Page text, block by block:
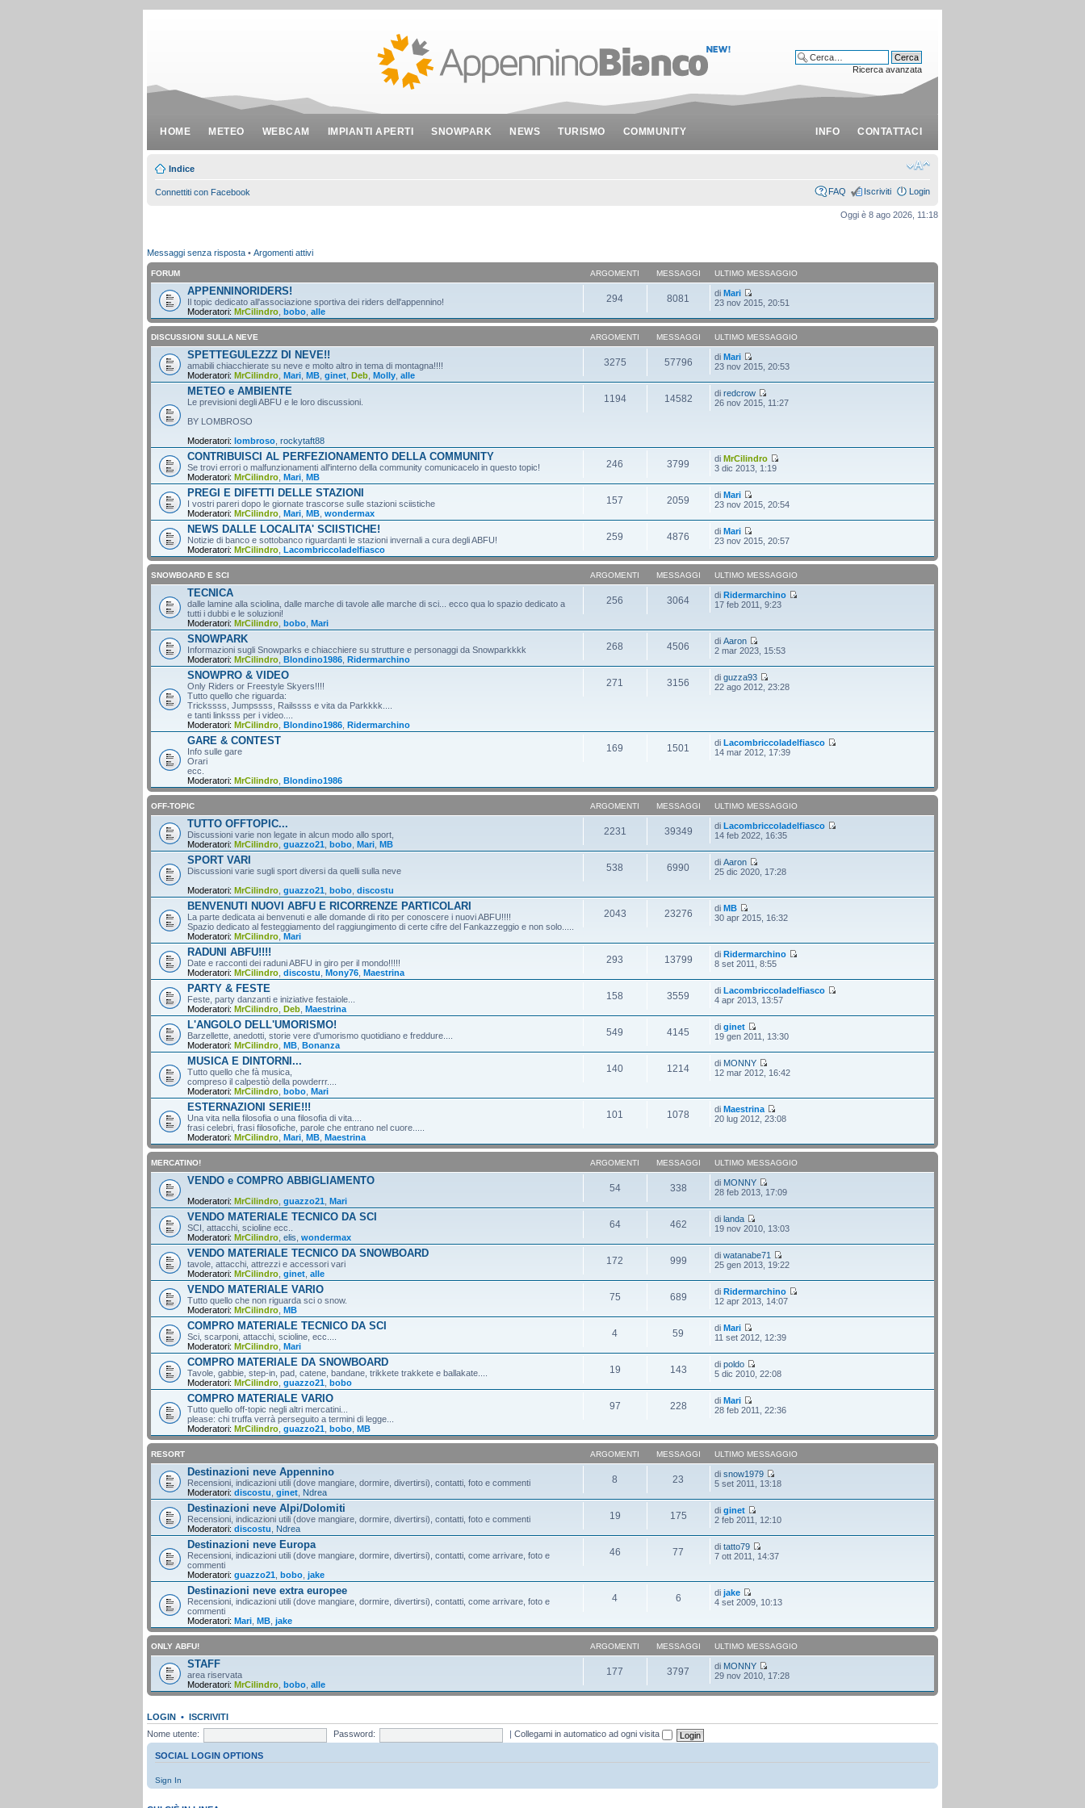
HOME METEO WEBCAM IMPIANTI APERTI SNOWPARK NEWS TURISMO COMMUNITY INFO CONTATTACI
Ricerca avanzata
Indice
Connettiti con Facebook FAQ Iscriviti Login
Oggi è 8 ago 2026, 11:18
Messaggi senza risposta • Argomenti attivi
FORUM ARGOMENTI MESSAGGI ULTIMO MESSAGGIO
APPENNINORIDERS!
Il topic dedicato all'associazione sportiva dei riders dell'appennino!
Moderatori: MrCilindro bobo alle
294 8081 diMari
23 nov 2015, 20:51
DISCUSSIONI SULLA NEVE ARGOMENTI MESSAGGI ULTIMO MESSAGGIO
SPETTEGULEZZZ DI NEVE!!
amabili chiacchierate su neve e molto altro in tema di montagna!!!!
Moderatori: MrCilindro Mari MB ginet Deb Molly alle
3275 57796 diMari
23 nov 2015, 20:53
METEO e AMBIENTE
Le previsioni degli ABFU e le loro discussioni.
BY LOMBROSO
Moderatori: lombroso rockytaft88
1194 14582 diredcrow
26 nov 2015, 11:27
CONTRIBUISCI AL PERFEZIONAMENTO DELLA COMMUNITY
Se trovi errori o malfunzionamenti all'interno della community comunicacelo in questo topic!
Moderatori: MrCilindro Mari MB
246 3799 diMrCilindro
3 dic 2013, 1:19
PREGI E DIFETTI DELLE STAZIONI
I vostri pareri dopo le giornate trascorse sulle stazioni sciistiche
Moderatori: MrCilindro Mari MB wondermax
157 2059 diMari
23 nov 2015, 20:54
NEWS DALLE LOCALITA' SCIISTICHE!
Notizie di banco e sottobanco riguardanti le stazioni invernali a cura degli ABFU!
Moderatori: MrCilindro Lacombriccoladelfiasco
259 4876 diMari
23 nov 2015, 20:57
SNOWBOARD E SCI ARGOMENTI MESSAGGI ULTIMO MESSAGGIO
TECNICA
dalle lamine alla sciolina, dalle marche di tavole alle marche di sci... ecco qua lo spazio dedicato a
tutti i dubbi e le soluzioni!
Moderatori: MrCilindro bobo Mari
256 3064 diRidermarchino
17 feb 2011, 9:23
SNOWPARK
Informazioni sugli Snowparks e chiacchiere su strutture e personaggi da Snowparkkkk
Moderatori: MrCilindro Blondino1986 Ridermarchino
268 4506 diAaron
2 mar 2023, 15:53
SNOWPRO & VIDEO
Only Riders or Freestyle Skyers!!!!
Tutto quello che riguarda:
Trickssss, Jumpssss, Railssss e vita da Parkkkk....
e tanti linksss per i video....
Moderatori: MrCilindro Blondino1986 Ridermarchino
271 3156 diguzza93
22 ago 2012, 23:28
GARE & CONTEST
Info sulle gare
Orari
ecc.
Moderatori: MrCilindro Blondino1986
169 1501 diLacombriccoladelfiasco
14 mar 2012, 17:39
OFF-TOPIC ARGOMENTI MESSAGGI ULTIMO MESSAGGIO
TUTTO OFFTOPIC...
Discussioni varie non legate in alcun modo allo sport,
Moderatori: MrCilindro guazzo21 bobo Mari MB
2231 39349 diLacombriccoladelfiasco
14 feb 2022, 16:35
SPORT VARI
Discussioni varie sugli sport diversi da quelli sulla neve
Moderatori: MrCilindro guazzo21 bobo discostu
538 6990 diAaron
25 dic 2020, 17:28
BENVENUTI NUOVI ABFU E RICORRENZE PARTICOLARI
La parte dedicata ai benvenuti e alle domande di rito per conoscere i nuovi ABFU!!!!
Spazio dedicato al festeggiamento del raggiungimento di certe cifre del Fankazzeggio e non solo.....
Moderatori: MrCilindro Mari
2043 23276 diMB
30 apr 2015, 16:32
RADUNI ABFU!!!!
Date e racconti dei raduni ABFU in giro per il mondo!!!!!
Moderatori: MrCilindro discostu Mony76 Maestrina
293 13799 diRidermarchino
8 set 2011, 8:55
PARTY & FESTE
Feste, party danzanti e iniziative festaiole...
Moderatori: MrCilindro Deb Maestrina
158 3559 diLacombriccoladelfiasco
4 apr 2013, 13:57
L'ANGOLO DELL'UMORISMO!
Barzellette, anedotti, storie vere d'umorismo quotidiano e freddure....
Moderatori: MrCilindro MB Bonanza
549 4145 diginet
19 gen 2011, 13:30
MUSICA E DINTORNI...
Tutto quello che fà musica,
compreso il calpestiò della powderrr....
Moderatori: MrCilindro bobo Mari
140 1214 di MONNY
12 mar 2012, 16:42
ESTERNAZIONI SERIE!!!
Una vita nella filosofia o una filosofia di vita....
frasi celebri, frasi filosofiche, parole che entrano nel cuore.....
Moderatori: MrCilindro Mari MB Maestrina
101 1078 diMaestrina
20 lug 2012, 23:08
MERCATINO! ARGOMENTI MESSAGGI ULTIMO MESSAGGIO
VENDO e COMPRO ABBIGLIAMENTO
Moderatori: MrCilindro guazzo21 Mari
54 338 di MONNY
28 feb 2013, 17:09
VENDO MATERIALE TECNICO DA SCI
SCI, attacchi, scioline ecc..
Moderatori: MrCilindro elis wondermax
64 462 dilanda
19 nov 2010, 13:03
VENDO MATERIALE TECNICO DA SNOWBOARD
tavole, attacchi, attrezzi e accessori vari
Moderatori: MrCilindro ginet alle
172 999 diwatanabe71
25 gen 2013, 19:22
VENDO MATERIALE VARIO
Tutto quello che non riguarda sci o snow.
Moderatori: MrCilindro MB
75 689 diRidermarchino
12 apr 2013, 14:07
COMPRO MATERIALE TECNICO DA SCI
Sci, scarponi, attacchi, scioline, ecc....
Moderatori: MrCilindro Mari
4 59 diMari
11 set 2012, 12:39
COMPRO MATERIALE DA SNOWBOARD
Tavole, gabbie, step-in, pad, catene, bandane, trikkete trakkete e ballakate....
Moderatori: MrCilindro guazzo21 bobo
19 143 dipoldo
5 dic 2010, 22:08
COMPRO MATERIALE VARIO
Tutto quello off-topic negli altri mercatini...
please: chi truffa verrà perseguito a termini di legge...
Moderatori: MrCilindro guazzo21 bobo MB
97 228 diMari
28 feb 2011, 22:36
RESORT ARGOMENTI MESSAGGI ULTIMO MESSAGGIO
Destinazioni neve Appennino
Recensioni, indicazioni utili (dove mangiare, dormire, divertirsi), contatti, foto e commenti
Moderatori: discostu ginet Ndrea
8 23 disnow1979
5 set 2011, 13:18
Destinazioni neve Alpi/Dolomiti
Recensioni, indicazioni utili (dove mangiare, dormire, divertirsi), contatti, foto e commenti
Moderatori: discostu Ndrea
19 175 diginet
2 feb 2011, 12:10
Destinazioni neve Europa
Recensioni, indicazioni utili (dove mangiare, dormire, divertirsi), contatti, come arrivare, foto e
commenti
Moderatori: guazzo21 bobo jake
46 77 ditatto79
7 ott 2011, 14:37
Destinazioni neve extra europee
Recensioni, indicazioni utili (dove mangiare, dormire, divertirsi), contatti, come arrivare, foto e
commenti
Moderatori: Mari MB jake
4 6 dijake
4 set 2009, 10:13
ONLY ABFU! ARGOMENTI MESSAGGI ULTIMO MESSAGGIO
STAFF
area riservata
Moderatori: MrCilindro bobo alle
177 3797 di MONNY
29 nov 2010, 17:28
LOGIN • ISCRIVITI
Nome utente:
Password: Collegami in automatico ad ogni visita
SOCIAL LOGIN OPTIONS
Sign In